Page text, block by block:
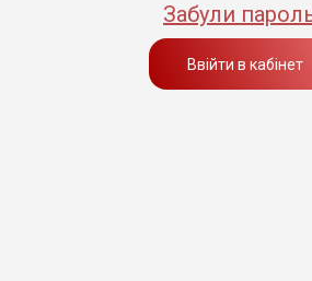
Забули
Ввійти в кабінет